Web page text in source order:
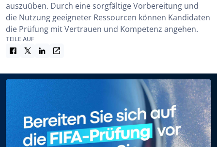
auszuüben. Durch eine sorgfältige Vorbereitung und
die Nutzung geeigneter Ressourcen können Kandidaten
die Prüfung mit Vertrauen und Kompetenz angehen.
TEILE AUF